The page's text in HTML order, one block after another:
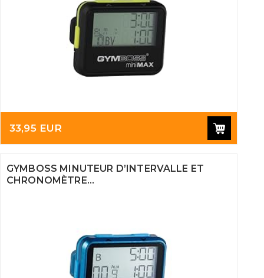
33,95 EUR
GYMBOSS MINUTEUR D’INTERVALLE ET
CHRONOMÈTRE...